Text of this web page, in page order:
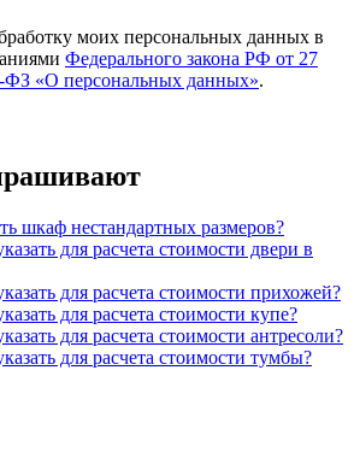
моих персональных данных в
Федерального закона РФ от 27
«О персональных данных».
шкаф нестандартных размеров?
для расчета стоимости двери в
для расчета стоимости прихожей?
для расчета стоимости купе?
для расчета стоимости антресоли?
для расчета стоимости тумбы?